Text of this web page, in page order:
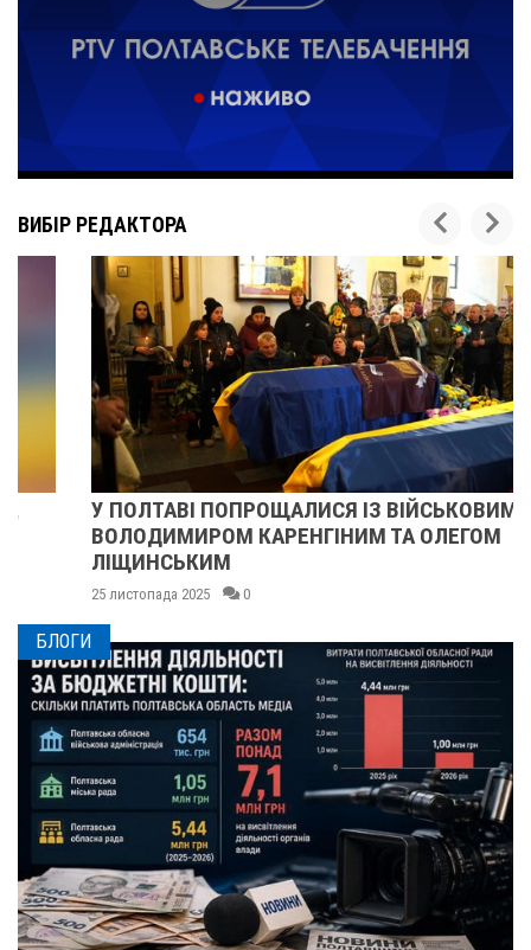
ВИБІР РЕДАКТОРА
У ПОЛТАВІ ПОПРОЩАЛИСЯ ІЗ ВІЙСЬКОВИМИ
ВОЛОДИМИРОМ КАРЕНГІНИМ ТА ОЛЕГОМ
ЛІЩИНСЬКИМ
25 листопада 2025 0
БЛОГИ